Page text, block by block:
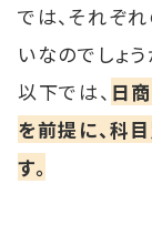
では、それぞ
いなのでしょう
以下では、 日
を前提に、科
す。